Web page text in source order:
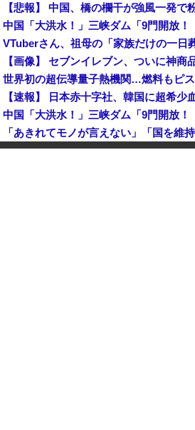
【画像】 セブンイレブン、ついに神商